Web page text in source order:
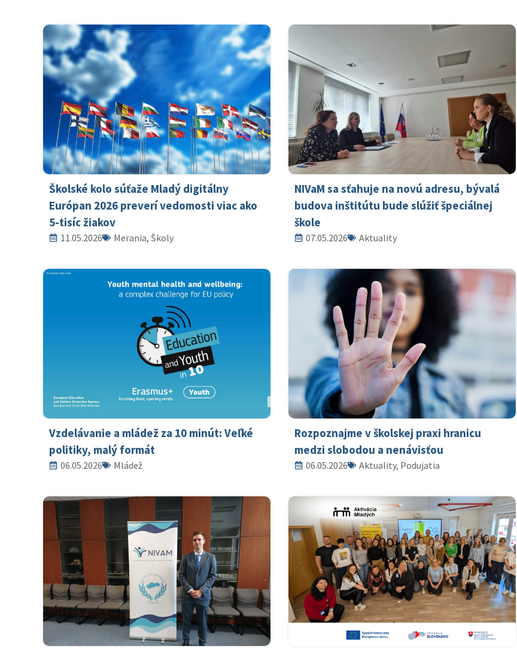
Školské kolo súťaže Mladý digitálny
Európan 2026 preverí vedomosti viac ako
5-tisíc žiakov
11.05.2026 Merania, Školy
NIVaM sa sťahuje na novú adresu, bývalá
budova inštitútu bude slúžiť špeciálnej
škole
07.05.2026 Aktuality
Vzdelávanie a mládež za 10 minút: Veľké
politiky, malý formát
06.05.2026 Mládež
Rozpoznajme v školskej praxi hranicu
medzi slobodou a nenávisťou
06.05.2026 Aktuality, Podujatia